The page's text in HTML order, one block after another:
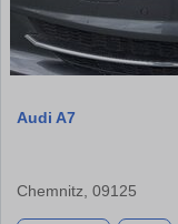
Audi A7
Chemnitz, 09125